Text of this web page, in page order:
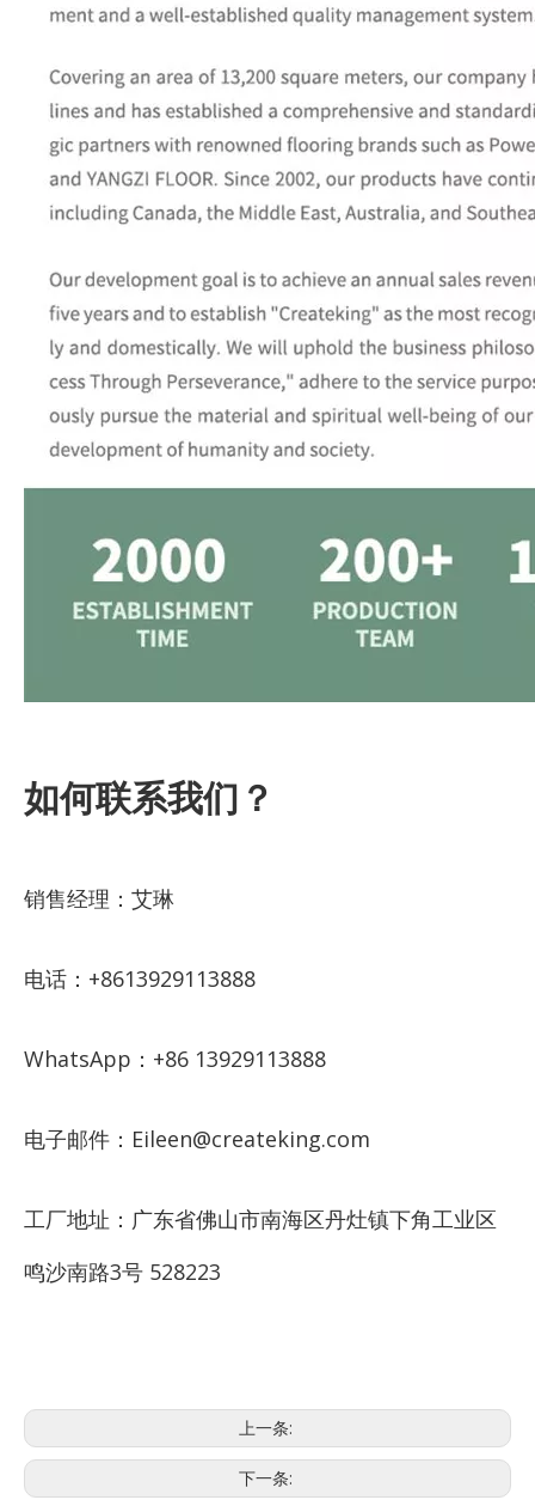
如何联系我们？
销售经理：艾琳
电话：+8613929113888
WhatsApp：+86 13929113888
电子邮件：Eileen@createking.com
工厂地址：广东省佛山市南海区丹灶镇下角工业区
鸣沙南路3号 528223
上一条:
下一条: